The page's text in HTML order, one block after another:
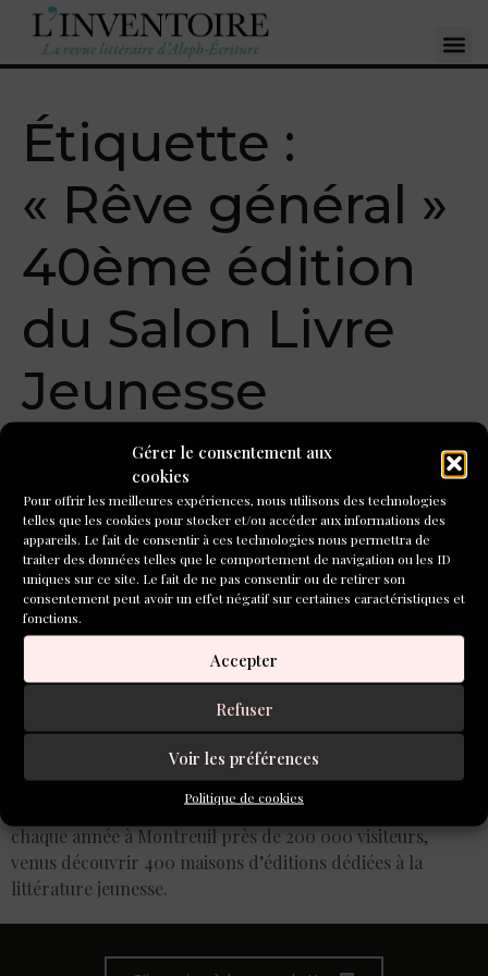
Gérer le consentement aux
cookies
Pour offrir les meilleures expériences, nous utilisons des technologies
telles que les cookies pour stocker et/ou accéder aux informations des
appareils. Le fait de consentir à ces technologies nous permettra de
traiter des données telles que le comportement de navigation ou les ID
uniques sur ce site. Le fait de ne pas consentir ou de retirer son
consentement peut avoir un effet négatif sur certaines caractéristiques et
fonctions.
Accepter
Refuser
Voir les préférences
Politique de cookies
Étiquette :
« Rêve général »
40ème édition
du Salon Livre
Jeunesse
« Rêve général »
Du 27 novembre au 2 décembre se tient le salon du Livre et
de la presse jeunesse à Montreuil. Le Salon accueille
chaque année à Montreuil près de 200 000 visiteurs,
venus découvrir 400 maisons d’éditions dédiées à la
littérature jeunesse.